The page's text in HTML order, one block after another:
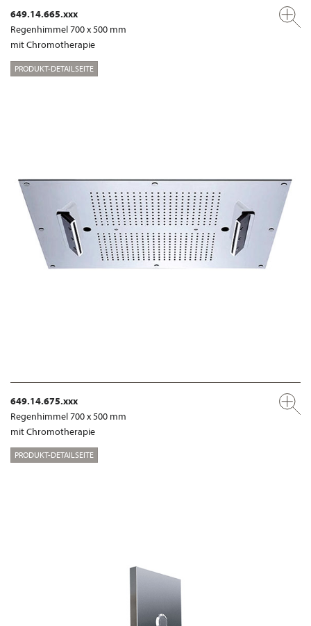
649.14.665.xxx
Regenhimmel 700 x 500 mm
mit Chromotherapie
PRODUKT-DETAILSEITE
649.14.675.xxx
Regenhimmel 700 x 500 mm
mit Chromotherapie
PRODUKT-DETAILSEITE